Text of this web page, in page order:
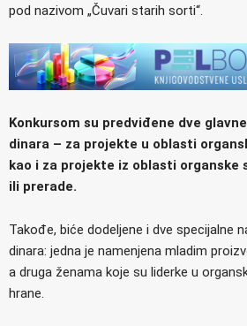
pod nazivom „Čuvari starih sorti“.
Konkursom su predviđene dve
dinara – za projekte u oblasti
kao i za projekte iz oblasti organske
ili prerade.
Takođe, biće dodeljene i dve specijalne
dinara: jedna je namenjena mladim
a druga ženama koje su liderke u
hrane.